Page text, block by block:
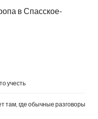
в Спасское-
учесть
там, где обычные разговоры